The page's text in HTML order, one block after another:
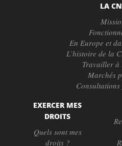
LA
En Europe et
L’histoire de la
Travailler à
Marchés
EXERCER MES
DROITS
Quels sont mes
droits ?